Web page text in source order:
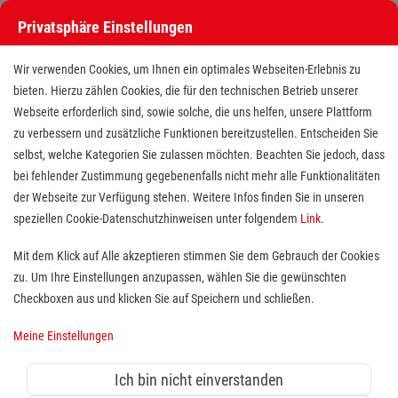
Stellenangebote bei den Maltesern
Stellenangebote bei den Maltesern
Finde deutschlandweit offene Stellen bei einem der größten
Arbeitgeber im Gesundheits- und Sozialwesen in Vollzeit,
Teilzeit, als Minijob, Trainee oder FSJ!
Suche
Jobs suchen
Privatsphäre Einstellungen
Wir verwenden Cookies, um Ihnen ein optimales Webseiten-Erlebnis zu
bieten. Hierzu zählen Cookies, die für den technischen Betrieb unserer
Webseite erforderlich sind, sowie solche, die uns helfen, unsere Plattform
zu verbessern und zusätzliche Funktionen bereitzustellen. Entscheiden Sie
selbst, welche Kategorien Sie zulassen möchten. Beachten Sie jedoch, dass
bei fehlender Zustimmung gegebenenfalls nicht mehr alle Funktionalitäten
der Webseite zur Verfügung stehen. Weitere Infos finden Sie in unseren
speziellen Cookie-Datenschutzhinweisen unter folgendem Link.
Mit dem Klick auf Alle akzeptieren stimmen Sie dem Gebrauch der Cookies
zu. Um Ihre Einstellungen anzupassen, wählen Sie die gewünschten
Checkboxen aus und klicken Sie auf Speichern und schließen.
Meine Einstellungen
Ich bin nicht einverstanden